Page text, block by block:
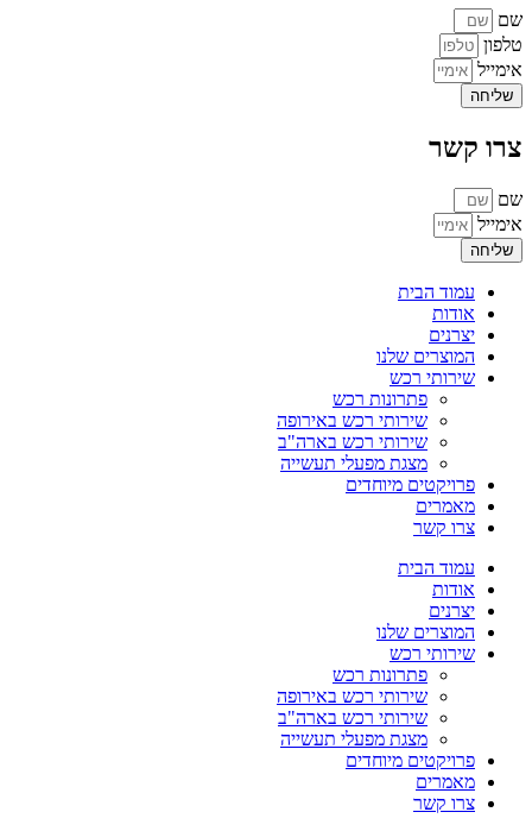
שם
טלפון
אימייל
שליחה
צרו קשר
שם
אימייל
שליחה
עמוד הבית
אודות
יצרנים
המוצרים שלנו
שירותי רכש
פתרונות רכש
שירותי רכש באירופה
שירותי רכש בארה"ב
מצגת מפעלי תעשייה
פרויקטים מיוחדים
מאמרים
צרו קשר
עמוד הבית
אודות
יצרנים
המוצרים שלנו
שירותי רכש
פתרונות רכש
שירותי רכש באירופה
שירותי רכש בארה"ב
מצגת מפעלי תעשייה
פרויקטים מיוחדים
מאמרים
צרו קשר